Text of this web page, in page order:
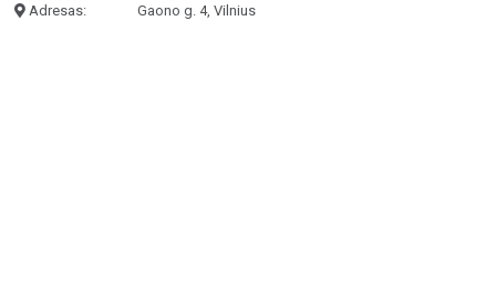
Adresas: Gaono g. 4, Vilnius